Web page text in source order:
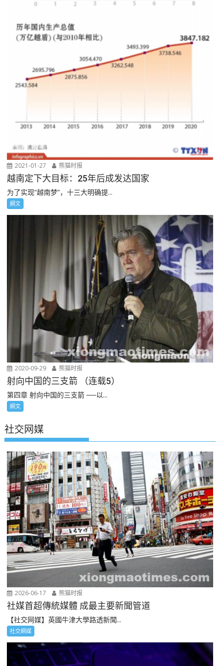
2021-01-27 熊猫时报
越南定下大目标：25年后成发达国家
为了实现“越南梦”，十三大明确提...
網文
2020-09-29 熊猫时报
射向中国的三支箭 （连载5）
第四章 射向中国的三支箭 ──以...
網文
社交网媒
2026-06-17 熊猫时报
社媒首超傳統媒體 成最主要新聞管道
【社交网媒】英國牛津大學路透新聞...
社交網媒